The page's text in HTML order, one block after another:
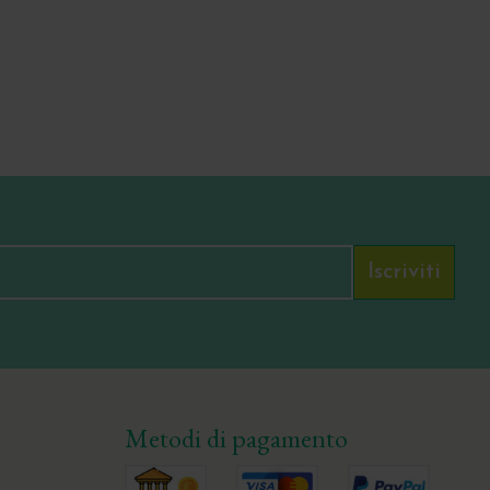
Iscriviti
Metodi di pagamento